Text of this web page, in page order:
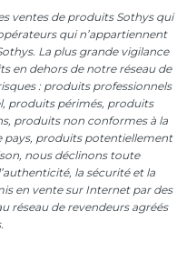
ventes de produits Sothys qui
qui n’appartiennent
La plus grande vigilance
en dehors de notre réseau de
: produits professionnels
produits périmés, produits
produits non conformes à la
pays, produits potentiellement
nous déclinons toute
la sécurité et la
en vente sur Internet par des
réseau de revendeurs agréés